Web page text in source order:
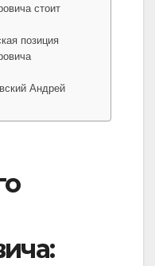
стоит
позиция
Андрей